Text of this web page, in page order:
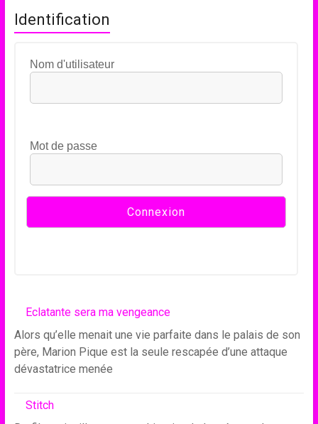
Identification
Nom d'utilisateur
Mot de passe
Eclatante sera ma vengeance
Alors qu’elle menait une vie parfaite dans le palais de son
père, Marion Pique est la seule rescapée d’une attaque
dévastatrice menée
Stitch